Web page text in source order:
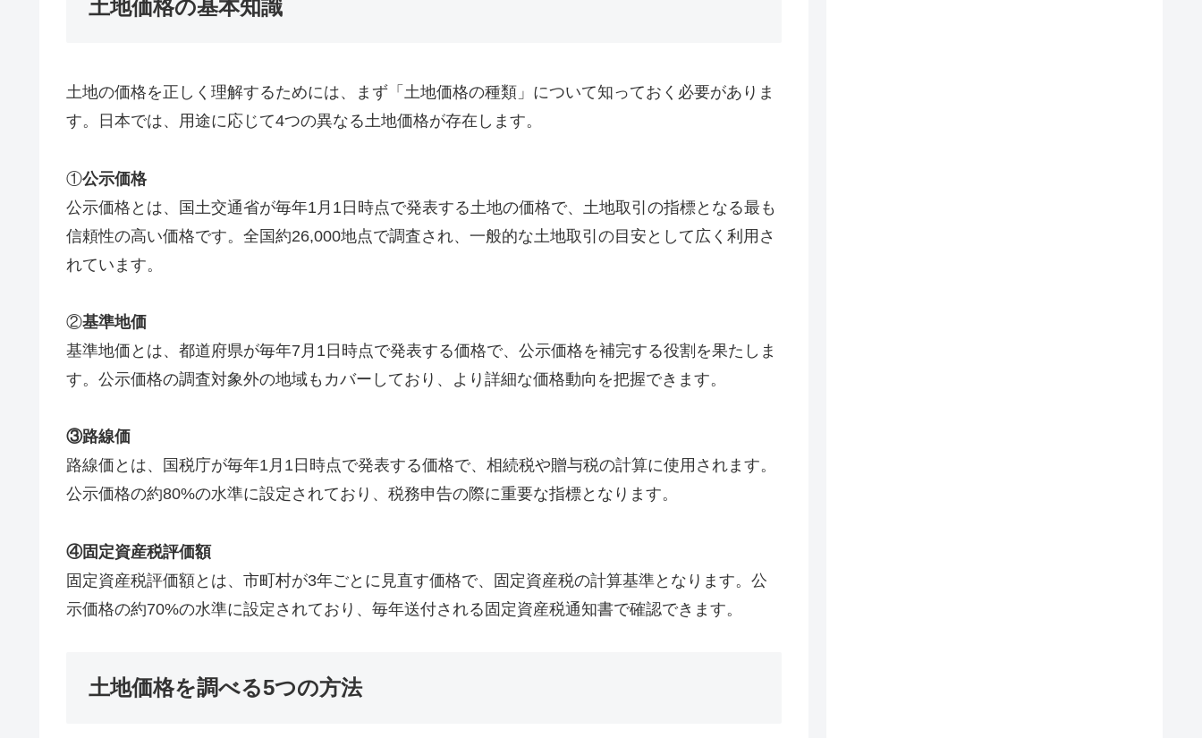
土地価格の基本知識
土地の価格を正しく理解するためには、まず「土地価格の種類」について知っておく必要がありま
す。日本では、用途に応じて4つの異なる土地価格が存在します。
①公示価格
公示価格とは、国土交通省が毎年1月1日時点で発表する土地の価格で、土地取引の指標となる最も
信頼性の高い価格です。全国約26,000地点で調査され、一般的な土地取引の目安として広く利用さ
れています。
②基準地価
基準地価とは、都道府県が毎年7月1日時点で発表する価格で、公示価格を補完する役割を果たしま
す。公示価格の調査対象外の地域もカバーしており、より詳細な価格動向を把握できます。
③路線価
路線価とは、国税庁が毎年1月1日時点で発表する価格で、相続税や贈与税の計算に使用されます。
公示価格の約80%の水準に設定されており、税務申告の際に重要な指標となります。
④固定資産税評価額
固定資産税評価額とは、市町村が3年ごとに見直す価格で、固定資産税の計算基準となります。公
示価格の約70%の水準に設定されており、毎年送付される固定資産税通知書で確認できます。
土地価格を調べる5つの方法